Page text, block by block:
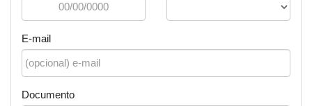
E-mail
Documento